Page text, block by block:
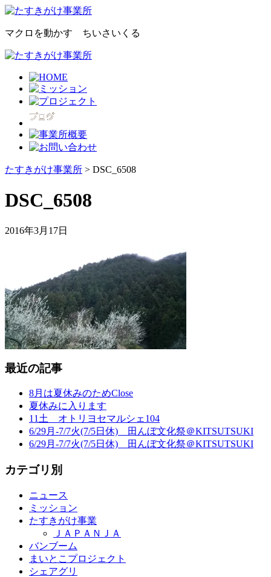
マクロを動かす ちいさいくる
たすきがけ事業所 > DSC_6508
DSC_6508
2016年3月17日
最近の記事
8月は夏休みのためClose
夏休みに入ります
11土 オトリヨセマルシェ104
6/29月-7/7火(7/5日休) 田んぼ文化祭＠KITSUTSUKI
6/29月-7/7火(7/5日休) 田んぼ文化祭＠KITSUTSUKI
カテゴリ別
ニュース
ミッション
たすきがけ事業
ＪＡＰＡＮＪＡ
バンブーム
まいとこプロジェクト
シェアグリ